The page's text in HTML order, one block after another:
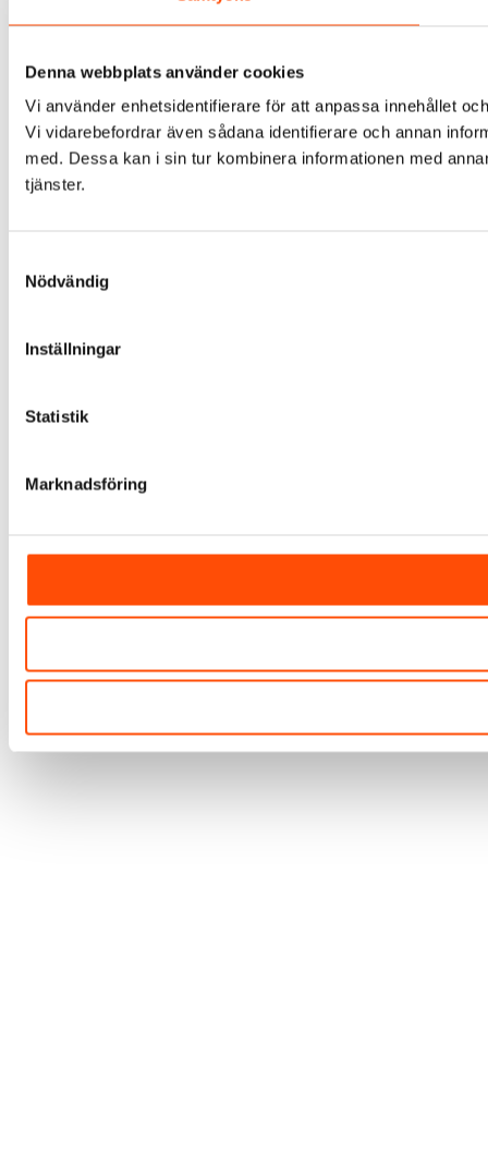
Denna webbplats använder cookies
Vi använder enhetsidentifierare för att anpassa innehållet
Vi vidarebefordrar även sådana identifierare och annan
med. Dessa kan i sin tur kombinera informationen med
tjänster.
Nödvändig
Inställningar
Statistik
Marknadsföring